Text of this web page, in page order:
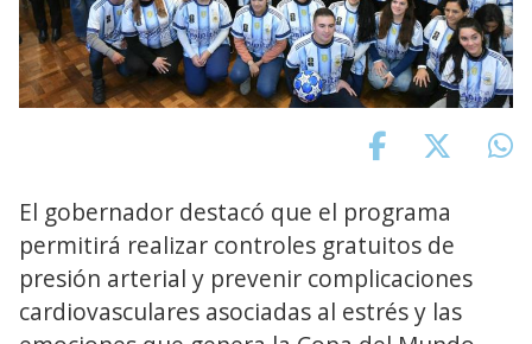
El gobernador destacó que el programa
permitirá realizar controles gratuitos de
presión arterial y prevenir complicaciones
cardiovasculares asociadas al estrés y las